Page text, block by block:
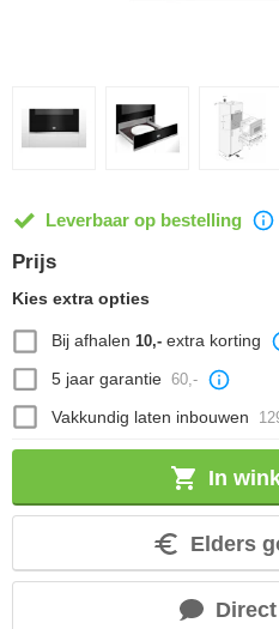
Leverbaar op bestelling
Prijs
Kies extra opties
Bij afhalen 10,-extra korting
5 jaar garantie 60,-
Vakkundig laten inbouwen
In
Elders